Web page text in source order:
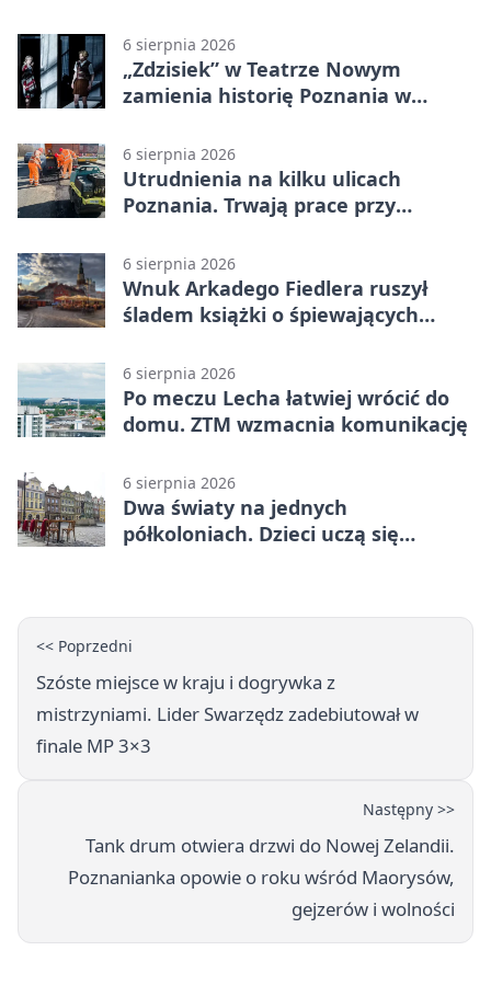
6 sierpnia 2026
„Zdzisiek” w Teatrze Nowym
zamienia historię Poznania w
6 sierpnia 2026
Utrudnienia na kilku ulicach
Poznania. Trwają prace przy
6 sierpnia 2026
Wnuk Arkadego Fiedlera ruszył
śladem książki o śpiewających
6 sierpnia 2026
Po meczu Lecha łatwiej wrócić do
domu. ZTM wzmacnia komunikację
6 sierpnia 2026
Dwa światy na jednych
półkoloniach. Dzieci uczą się
<< Poprzedni
Szóste miejsce w kraju i dogrywka z
mistrzyniami. Lider Swarzędz zadebiutował w
finale MP 3×3
Następny >>
Tank drum otwiera drzwi do Nowej Zelandii.
Poznanianka opowie o roku wśród Maorysów,
gejzerów i wolności